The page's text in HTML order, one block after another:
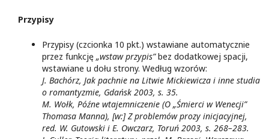
Przypisy
Przypisy (czcionka 10 pkt.) wstawiane automatycznie
przez funkcję „wstaw przypis”bez dodatkowej spacji,
wstawiane u dołu strony. Według wzorów:
J. Bachórz, Jak pachnie na Litwie Mickiewicza i inne studia
o romantyzmie, Gdańsk 2003, s. 35.
M. Wołk, Późne wtajemniczenie (O „Śmierci w Wenecji”
Thomasa Manna), [w:] Z problemów prozy inicjacyjnej,
red. W. Gutowski i E. Owczarz, Toruń 2003, s. 268–283.